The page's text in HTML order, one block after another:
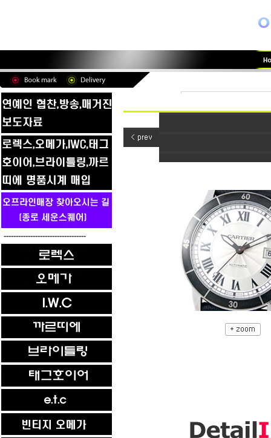
----------------------------------